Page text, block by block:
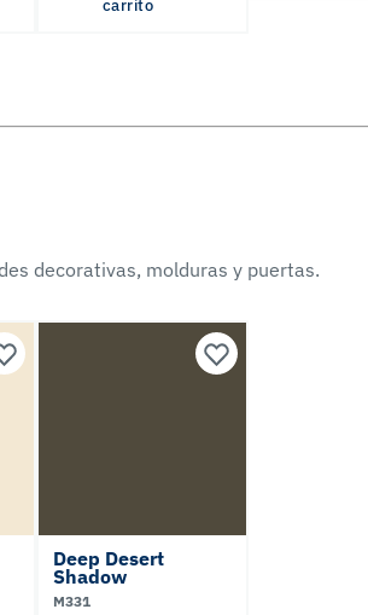
carrito
decorativas, molduras y puertas.
Deep Desert
Shadow
M331